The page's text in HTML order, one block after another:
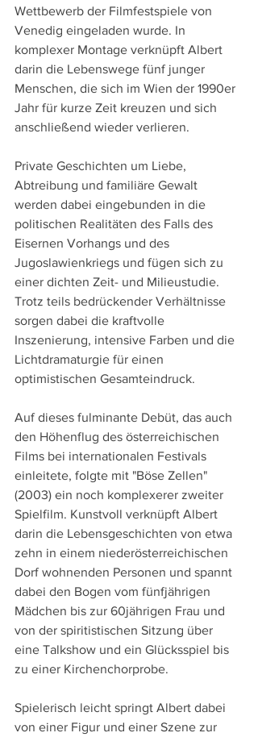
Wettbewerb der Filmfestspiele von
Venedig eingeladen wurde. In
komplexer Montage verknüpft Albert
darin die Lebenswege fünf junger
Menschen, die sich im Wien der 1990er
Jahr für kurze Zeit kreuzen und sich
anschließend wieder verlieren.
Private Geschichten um Liebe,
Abtreibung und familiäre Gewalt
werden dabei eingebunden in die
politischen Realitäten des Falls des
Eisernen Vorhangs und des
Jugoslawienkriegs und fügen sich zu
einer dichten Zeit- und Milieustudie.
Trotz teils bedrückender Verhältnisse
sorgen dabei die kraftvolle
Inszenierung, intensive Farben und die
Lichtdramaturgie für einen
optimistischen Gesamteindruck.
Auf dieses fulminante Debüt, das auch
den Höhenflug des österreichischen
Films bei internationalen Festivals
einleitete, folgte mit "Böse Zellen"
(2003) ein noch komplexerer zweiter
Spielfilm. Kunstvoll verknüpft Albert
darin die Lebensgeschichten von etwa
zehn in einem niederösterreichischen
Dorf wohnenden Personen und spannt
dabei den Bogen vom fünfjährigen
Mädchen bis zur 60jährigen Frau und
von der spiritistischen Sitzung über
eine Talkshow und ein Glücksspiel bis
zu einer Kirchenchorprobe.
Spielerisch leicht springt Albert dabei
von einer Figur und einer Szene zur